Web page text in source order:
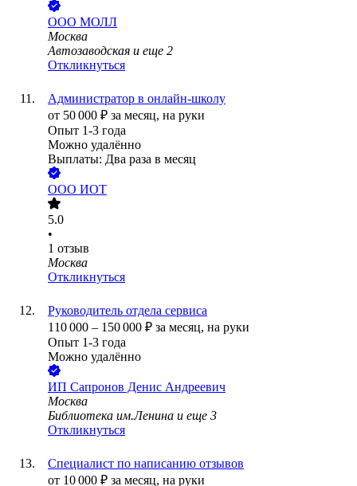
ООО МОЛЛ
Москва
Автозаводская и еще 2
Откликнуться
Администратор в онлайн-школу
от 50 000 ₽ за месяц, на руки
Опыт 1-3 года
Можно удалённо
Выплаты: Два раза в месяц
ООО ИОТ
5.0
•
1 отзыв
Москва
Откликнуться
Руководитель отдела сервиса
110 000 – 150 000 ₽ за месяц, на руки
Опыт 1-3 года
Можно удалённо
ИП Сапронов Денис Андреевич
Москва
Библиотека им.Ленина и еще 3
Откликнуться
Специалист по написанию отзывов
от 10 000 ₽ за месяц, на руки